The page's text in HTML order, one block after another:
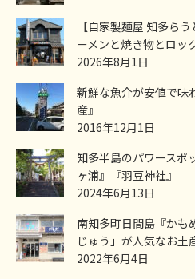
【自家製麺屋 知多ら
ーメンと焼き物とロッ
2026年8月1日
新鮮な魚介が安値で味
産』
2016年12月1日
知多半島のパワースポ
ヶ浦』『羽豆神社』
2024年6月13日
南知多町日間島『かも
じゅう」が人気なお土
2022年6月4日